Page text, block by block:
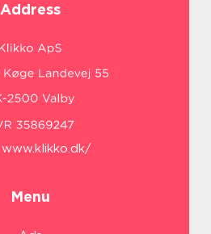
Address
www.klikko.dk/
Menu